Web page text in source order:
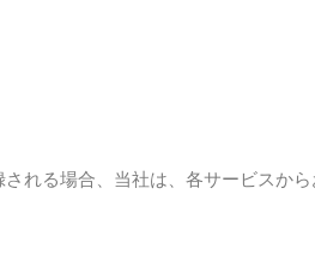
れる場合、当社は、各サービスか